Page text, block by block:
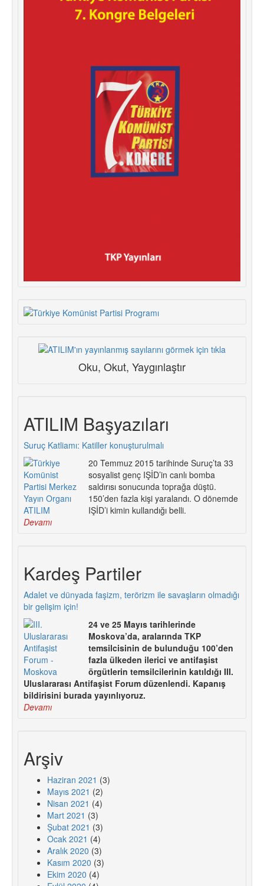
Oku, Okut, Yaygınlaştır
ATILIM Başyazıları
Suruç Katliamı: Katiller konuşturulmalı
20 Temmuz 2015 tarihinde Suruç’ta 33
sosyalist genç IŞİD’in canlı bomba
saldırısı sonucunda toprağa düştü.
150’den fazla kişi yaralandı. O dönemde
IŞİD’i kimin kullandığı belli.
Devamı
Kardeş Partiler
Adalet ve dünyada faşizm, terörizm ile savaşların olmadığı
bir gelişim için!
24 ve 25 Mayıs tarihlerinde
Moskova’da, aralarında TKP
temsilcisinin de bulunduğu 100’den
fazla ülkeden ilerici ve antifaşist
örgütlerin temsilcilerinin katıldığı III.
Uluslararası Antifaşist Forum düzenlendi. Kapanış
bildirisini burada yayınlıyoruz.
Devamı
Arşiv
Haziran 2021 (3)
Mayıs 2021 (2)
Nisan 2021 (4)
Mart 2021 (3)
Şubat 2021 (3)
Ocak 2021 (4)
Aralık 2020 (3)
Kasım 2020 (3)
Ekim 2020 (4)